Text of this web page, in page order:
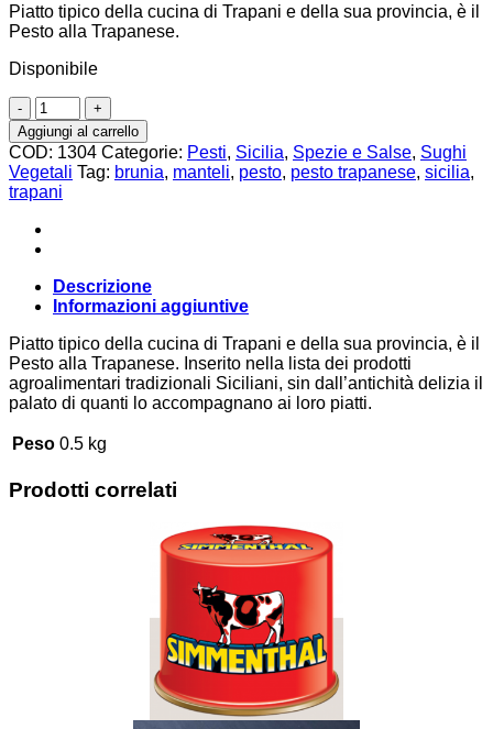
Piatto tipico della cucina di Trapani e della sua provincia, è il
Pesto alla Trapanese.
Disponibile
Pesto
alla
trapanese
190g,
Brunia
quantità
Aggiungi al carrello
COD: 1304 Categorie: Pesti, Sicilia, Spezie e Salse, Sughi
Vegetali Tag: brunia, manteli, pesto, pesto trapanese, sicilia,
trapani
Descrizione
Informazioni aggiuntive
Piatto tipico della cucina di Trapani e della sua provincia, è il
Pesto alla Trapanese. Inserito nella lista dei prodotti
agroalimentari tradizionali Siciliani, sin dall’antichità delizia il
palato di quanti lo accompagnano ai loro piatti.
Peso 0.5 kg
Prodotti correlati